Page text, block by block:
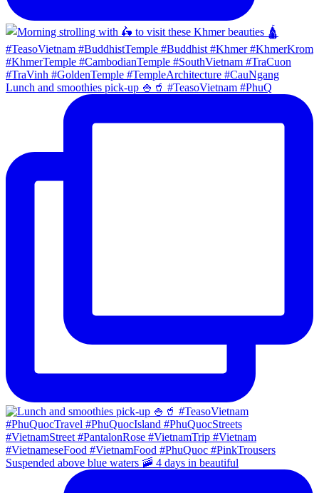
Lunch and smoothies pick-up 🍚🥤 #TeasoVietnam #PhuQ
Suspended above blue waters 🚠 4 days in beautiful